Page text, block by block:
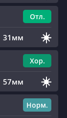
Отл.
31мм ☀️
Хор.
57мм ☀️
Норм.